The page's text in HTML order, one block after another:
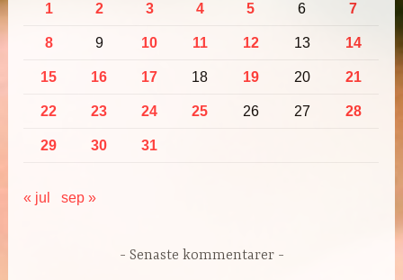
1 2 3 4 5 6 7
8 9 10 11 12 13 14
15 16 17 18 19 20 21
22 23 24 25 26 27 28
29 30 31
« jul sep »
Senaste kommentarer